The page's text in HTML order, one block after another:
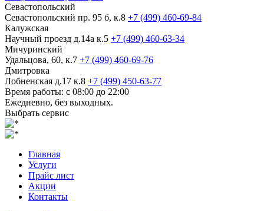
Севастопольский
Севастопольский пр. 95 б, к.8 +7 (499) 460-69-84
Калужская
Научный проезд д.14а к.5 +7 (499) 460-63-34
Мичуринский
Удальцова, 60, к.7 +7 (499) 460-69-76
Дмитровка
Лобненская д.17 к.8 +7 (499) 450-63-77
Время работы: с 08:00 до 22:00
Ежедневно, без выходных.
Выбрать сервис
Главная
Услуги
Прайс лист
Акции
Контакты